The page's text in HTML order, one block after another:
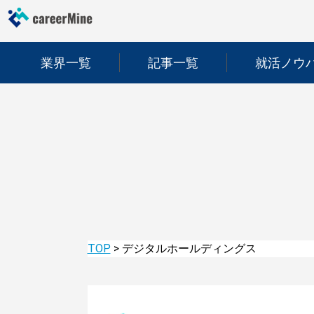
業界一覧 記事一覧 就活ノウ
TOP> デジタルホールディングス